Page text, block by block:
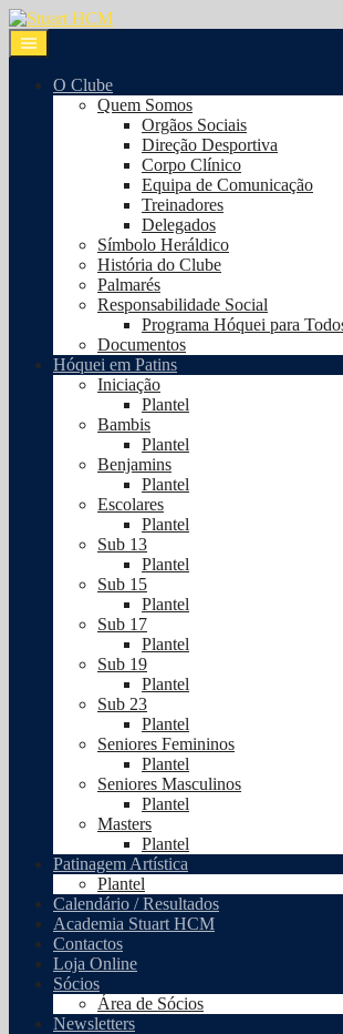
O Clube
Quem Somos
Orgãos Sociais
Direção Desportiva
Corpo Clínico
Equipa de Comunicação
Treinadores
Delegados
Símbolo Heráldico
História do Clube
Palmarés
Responsabilidade Social
Programa Hóquei para
Documentos
Hóquei em Patins
Iniciação
Plantel
Bambis
Plantel
Benjamins
Plantel
Escolares
Plantel
Sub 13
Plantel
Sub 15
Plantel
Sub 17
Plantel
Sub 19
Plantel
Sub 23
Plantel
Seniores Femininos
Plantel
Seniores Masculinos
Plantel
Masters
Plantel
Patinagem Artística
Plantel
Calendário / Resultados
Academia Stuart HCM
Contactos
Loja Online
Sócios
Área de Sócios
Newsletters